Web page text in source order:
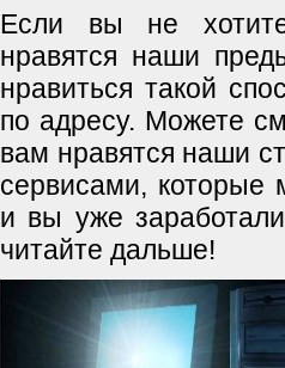
Если вы не
нравятся наши
нравиться такой
по адресу. Можете
вам нравятся наши
сервисами,
и вы уже
читайте дальше!